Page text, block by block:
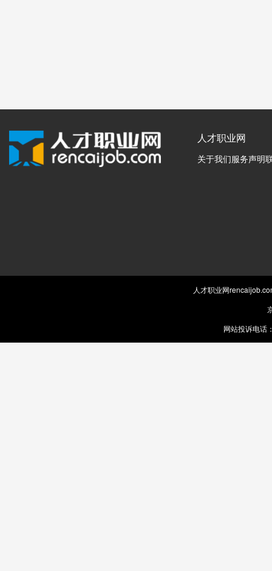
人才职业网
关于我们服务声明
人才职业网
网站投诉电话